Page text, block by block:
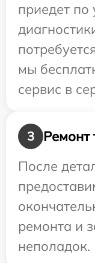
приедет по
мы
сервис в
3
Ремонт
После
ремонта и
неполадок.